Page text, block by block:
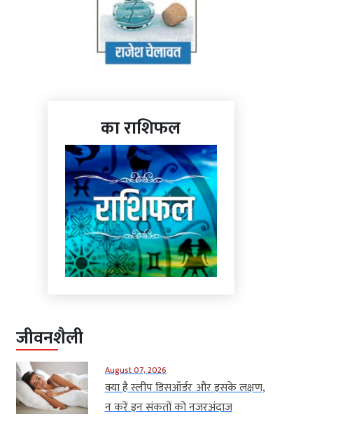
का राशिफल
जीवनशैली
August 07, 2026
क्या है स्लीप डिसऑर्डर और इसके लक्षण,
न करें इन संकतों को नजरअंदाज